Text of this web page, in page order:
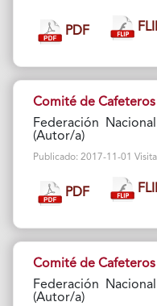
PDF
Comité de
Federación
(Autor/a)
Publicado: 2017-11-01
PDF
Comité de Cafeteros
Federación
(Autor/a)